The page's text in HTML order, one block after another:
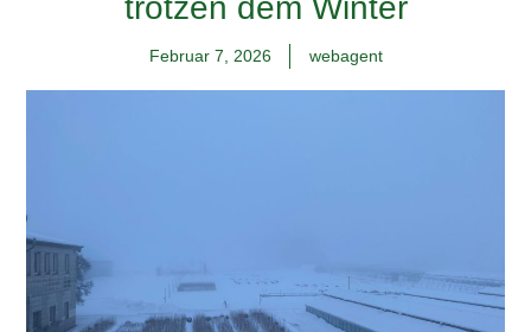
trotzen dem Winter
Februar 7, 2026 webagent